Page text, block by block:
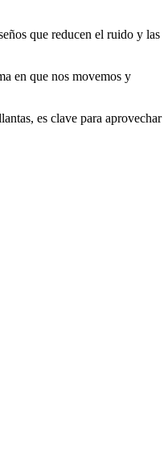
que reducen el ruido y las
en que nos movemos y
es clave para aprovechar